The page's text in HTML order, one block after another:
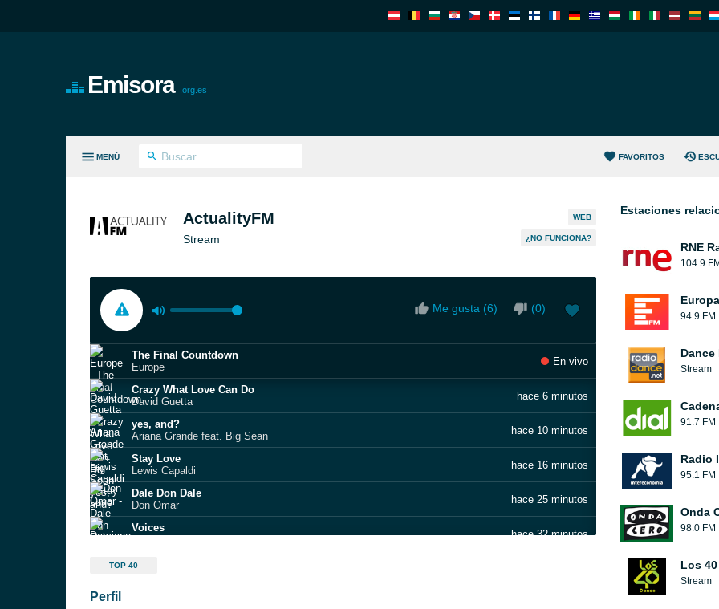
Emisora .org.es
MENÚ FAVORITOS
ActualityFM
Stream
WEB
¿NO FUNCIONA?
Me gusta (6) (0)
The Final Countdown
Europe
En vivo
Crazy What Love Can Do
David Guetta
hace 6 minutos
yes, and?
Ariana Grande feat. Big Sean
hace 10 minutos
Stay Love
Lewis Capaldi
hace 16 minutos
Dale Don Dale
Don Omar
hace 25 minutos
Voices
hace 32 minutos
drop dead
TOP 40
Perfil
Estaciones
RNE
104.9 FM
94.9 FM
Dance
Stream
91.7 FM
Radio
95.1 FM
Onda
98.0 FM
Los
Stream